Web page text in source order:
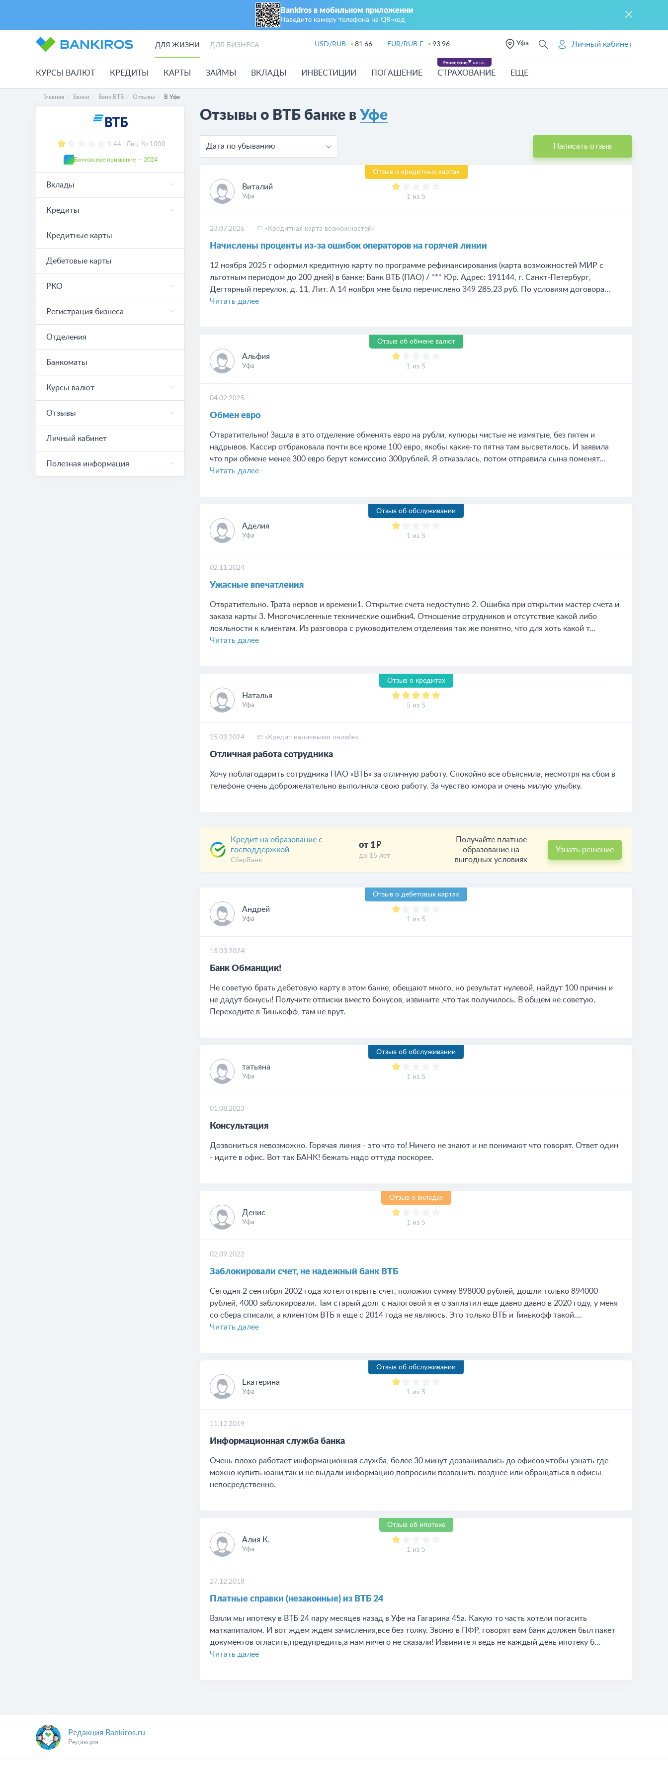
Bankiros в мобильном приложении
Наведите камеру телефона на QR‑код
ДЛЯ ЖИЗНИ ДЛЯ БИЗНЕСА USD/RUB 81.66 EUR/RUB F 93.96 Уфа Личный кабинет
КУРСЫ ВАЛЮТ КРЕДИТЫ КАРТЫ ЗАЙМЫ ВКЛАДЫ ИНВЕСТИЦИИ ПОГАШЕНИЕ СТРАХОВАНИЕ ЕЩЕ
Главная Банки Банк ВТБ Отзывы В Уфе
1.44 Лиц. № 1000
Банковское призвание — 2024
Вклады
Кредиты
Кредитные карты
Дебетовые карты
РКО
Регистрация бизнеса
Отделения
Банкоматы
Курсы валют
Отзывы
Личный кабинет
Полезная информация
Отзывы о ВТБ банке в Уфе
Дата по убыванию Написать отзыв
Отзыв о кредитных картах
Виталий
Уфа 1 из 5
23.07.2026 «Кредитная карта возможностей»
Начислены проценты из-за ошибок операторов на горячей линии
12 ноября 2025 г оформил кредитную карту по программе рефинансирования (карта возможностей МИР с
льготным периодом до 200 дней) в банке: Банк ВТБ (ПАО) / *** Юр. Адрес: 191144, г. Санкт-Петербург,
Дегтярный переулок, д. 11, Лит. А 14 ноября мне было перечислено 349 285,23 руб. По условиям договора...
Читать далее
Отзыв об обмене валют
Альфия
Уфа 1 из 5
04.02.2025
Обмен евро
Отвратительно! Зашла в это отделение обменять евро на рубли, купюры чистые не измятые, без пятен и
надрывов. Кассир отбраковала почти все кроме 100 евро, якобы какие-то пятна там высветилось. И заявила
что при обмене менее 300 евро берут комиссию 300рублей. Я отказалась, потом отправила сына поменят...
Читать далее
Отзыв об обслуживании
Аделия
Уфа 1 из 5
02.11.2024
Ужасные впечатления
Отвратительно. Трата нервов и времени1. Открытие счета недоступно 2. Ошибка при открытии мастер счета и
заказа карты 3. Многочисленные технические ошибки4. Отношение отрудников и отсутствие какой либо
лояльности к клиентам. Из разговора с руководителем отделения так же понятно, что для хоть какой т...
Читать далее
Отзыв о кредитах
Наталья
Уфа 5 из 5
25.03.2024 «Кредит наличными онлайн»
Отличная работа сотрудника
Хочу поблагодарить сотрудника ПАО «ВТБ» за отличную работу. Спокойно все объяснила, несмотря на сбои в
телефоне очень доброжелательно выполняла свою работу. За чувство юмора и очень милую улыбку.
Кредит на образование с
господдержкой
СберБанк
от 1
до 15 лет
Получайте платное
образование на
выгодных условиях
Узнать решение
Отзыв о дебетовых картах
Андрей
Уфа 1 из 5
15.03.2024
Банк Обманщик!
Не советую брать дебетовую карту в этом банке, обещают много, но результат нулевой, найдут 100 причин и
не дадут бонусы! Получите отписки вместо бонусов, извините ,что так получилось. В общем не советую.
Переходите в Тинькофф, там не врут.
Отзыв об обслуживании
татьяна
Уфа 1 из 5
01.08.2023
Консультация
Дозвониться невозможно. Горячая линия - это что то! Ничего не знают и не понимают что говорят. Ответ один
- идите в офис. Вот так БАНК! бежать надо оттуда поскорее.
Отзыв о вкладах
Денис
Уфа 1 из 5
02.09.2022
Заблокировали счет, не надежный банк ВТБ
Сегодня 2 сентября 2002 года хотел открыть счет, положил сумму 898000 рублей, дошли только 894000
рублей, 4000 заблокировали. Там старый долг с налоговой я его заплатил еще давно давно в 2020 году, у меня
со сбера списали, а клиентом ВТБ я еще с 2014 года не являюсь. Это только ВТБ и Тинькофф такой....
Читать далее
Отзыв об обслуживании
Екатерина
Уфа 1 из 5
11.12.2019
Информационная служба банка
Очень плохо работает информационная служба, более 30 минут дозванивались до офисов,чтобы узнать где
можно купить юани,так и не выдали информацию,попросили позвонить позднее или обращаться в офисы
непосредственно.
Отзыв об ипотеке
Алия К.
Уфа 1 из 5
27.12.2018
Платные справки (незаконные) из ВТБ 24
Взяли мы ипотеку в ВТБ 24 пару месяцев назад в Уфе на Гагарина 45а. Какую то часть хотели погасить
маткапиталом. И вот ждем ждем зачисления,все без толку. Звоню в ПФР, говорят вам банк должен был пакет
документов огласить,предупредить,а нам ничего не сказали! Извините я ведь не каждый день ипотеку б...
Читать далее
Редакция Bankiros.ru
Редакция